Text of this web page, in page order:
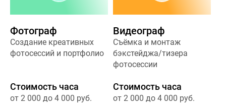
Фотограф
Создание креативных
фотосессий и портфолио
Стоимость часа
от 2 000 до 4 000 руб.
Видеограф
Съёмка и монтаж
бэкстейджа/тизера
фотосессии
Стоимость часа
от 2 000 до 4 000 руб.